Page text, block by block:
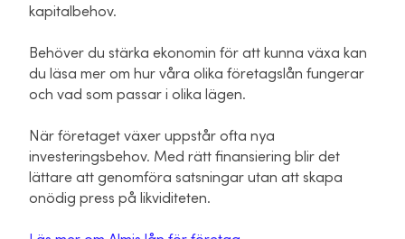
kapitalbehov.
Behöver du stärka ekonomin för att kunna växa kan
du läsa mer om hur våra olika företagslån fungerar
och vad som passar i olika lägen.
När företaget växer uppstår ofta nya
investeringsbehov. Med rätt finansiering blir det
lättare att genomföra satsningar utan att skapa
onödig press på likviditeten.